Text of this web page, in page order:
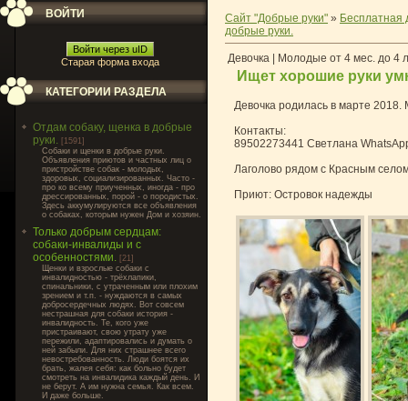
ВОЙТИ
Войти через uID
Старая форма входа
КАТЕГОРИИ РАЗДЕЛА
Отдам собаку, щенка в добрые
руки. [1591]
Cобаки и щенки в добрые руки.
Объявления приютов и частных лиц о
пристройстве собак - молодых,
здоровых, социализированных. Часто -
про ко всему приученных, иногда - про
дрессированных, порой - о породистых.
Здесь аккумулируются все объявления
о собаках, которым нужен Дом и хозяин.
Только добрым сердцам:
собаки-инвалиды и с
особенностями. [21]
Щенки и взрослые собаки с
инвалидностью - трёхлапики,
спинальники, с утраченным или плохим
зрением и т.п. - нуждаются в самых
добросердечных людях. Вот совсем
нестрашная для собаки история -
инвалидность. Те, кого уже
пристраивают, свою утрату уже
пережили, адаптировались и думать о
ней забыли. Для них страшнее всего
невостребованность. Люди боятся их
брать, жалея себя: как больно будет
смотреть на инвалидика каждый день. И
не берут. А им нужна семья. Как всем.
И даже больше.
Сайт "Добрые руки" » Бесплатная
добрые руки.
Девочка | Молодые от 4 мес. до 4
Ищет хорошие руки
Девочка родилась в марте
Контакты:
89502273441 Светлана
Лаголово рядом с Красным
Приют: Островок надежды